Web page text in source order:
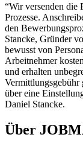
“Wir versenden die
Prozesse.
den
Stancke, Gründer
bewusst von
Arbeitnehmer
und erhalten
Vermittlungsgebühr
über eine
Daniel Stancke.
Über